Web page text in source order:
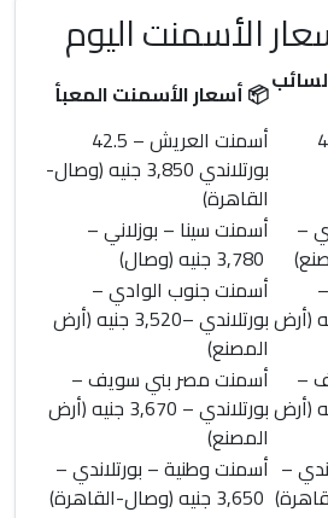
الأسمنت اليوم
📦أسعار الأسمنت المعبأ
أسمنت العريش
– 42.5
بورتلاندي3,850 جنيه
(وصال-
القاهرة)
–
أسمنت سينا – بوزلاني –
3,780 جنيه
(وصال)
–
(أرض
أسمنت جنوب الوادي–
بورتلاندي –3,520 جنيه
(أرض
المصنع)
–
(أرض
أسمنت مصر بني سويف–
بورتلاندي – 3,670 جنيه
(أرض
المصنع)
– أسمنت وطنية– بورتلاندي –
3,650 جنيه
(وصال-القاهرة)